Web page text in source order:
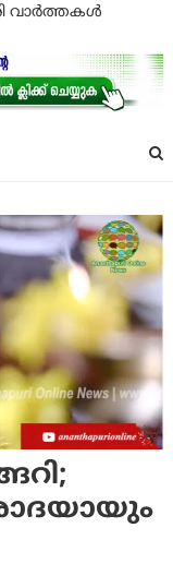
വാര്‍ത്തകള്‍